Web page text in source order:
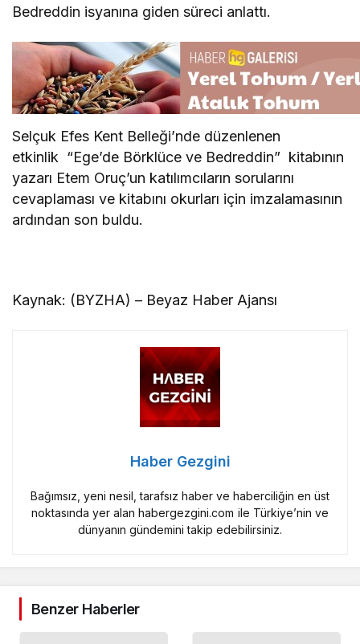
Bedreddin isyanına giden süreci anlattı.
Selçuk Efes Kent Belleği’nde düzenlenen
etkinlik “Ege’de Börklüce ve Bedreddin” kitabının
yazarı Etem Oruç’un katılımcıların sorularını
cevaplaması ve kitabını okurları için imzalamasının
ardından son buldu.
Kaynak: (BYZHA) – Beyaz Haber Ajansı
Haber Gezgini
Bağımsız, yeni nesil, tarafsız haber ve haberciliğin en üst
noktasında yer alan habergezgini.com ile Türkiye’nin ve
dünyanın gündemini takip edebilirsiniz.
Benzer Haberler